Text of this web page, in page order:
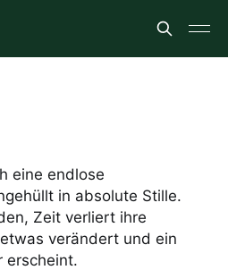
eine endlose
in absolute Stille.
Zeit verliert ihre
verändert und ein
erscheint.